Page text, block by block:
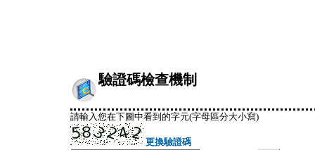
驗證碼檢查機制
請輸入您在下圖中看到的字元(字母區分大小寫)
更換驗證碼